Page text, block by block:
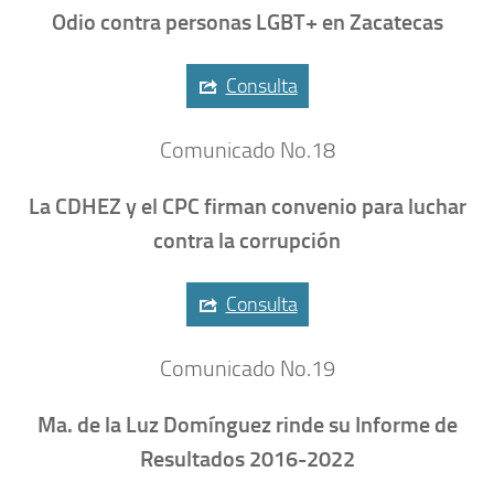
Odio contra personas LGBT+ en Zacatecas
Consulta
Comunicado No.18
La CDHEZ y el CPC firman convenio para luchar
contra la corrupción
Consulta
Comunicado No.19
Ma. de la Luz Domínguez rinde su Informe de
Resultados 2016-2022